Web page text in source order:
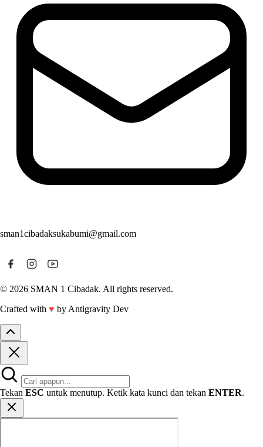
sman1cibadaksukabumi@gmail.com
© 2026 SMAN 1 Cibadak. All rights reserved.
Crafted with ♥ by Antigravity Dev
Tekan ESC untuk menutup. Ketik kata kunci dan tekan ENTER.